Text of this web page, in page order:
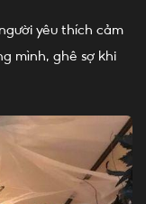
yêu thích cảm
mình, ghê sợ khi